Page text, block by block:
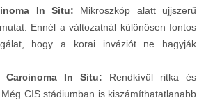
In Situ: Mikroszkóp alatt ujjszerű
Ennél a változatnál különösen fontos
hogy a korai inváziót ne hagyják
Carcinoma In Situ: Rendkívül ritka és
CIS stádiumban is kiszámíthatatlanabb